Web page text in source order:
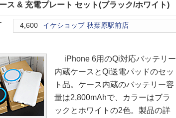
ス & 充電プレート セット(ブラック/ホワイト)
4,600 イケショップ 秋葉原駅前店
iPhone 6用のQi対応バッテリー
内蔵ケースとQi送電パッドのセッ
ト品。ケース内蔵のバッテリー容
量は2,800mAhで、カラーはブラ
ックとホワイトの2色。製品の詳